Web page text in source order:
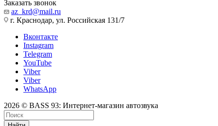
Заказать звонок
az_krd@mail.ru
г. Краснодар, ул. Российская 131/7
Вконтакте
Instagram
Telegram
YouTube
Viber
Viber
WhatsApp
2026 © BASS 93: Интернет-магазин автозвука